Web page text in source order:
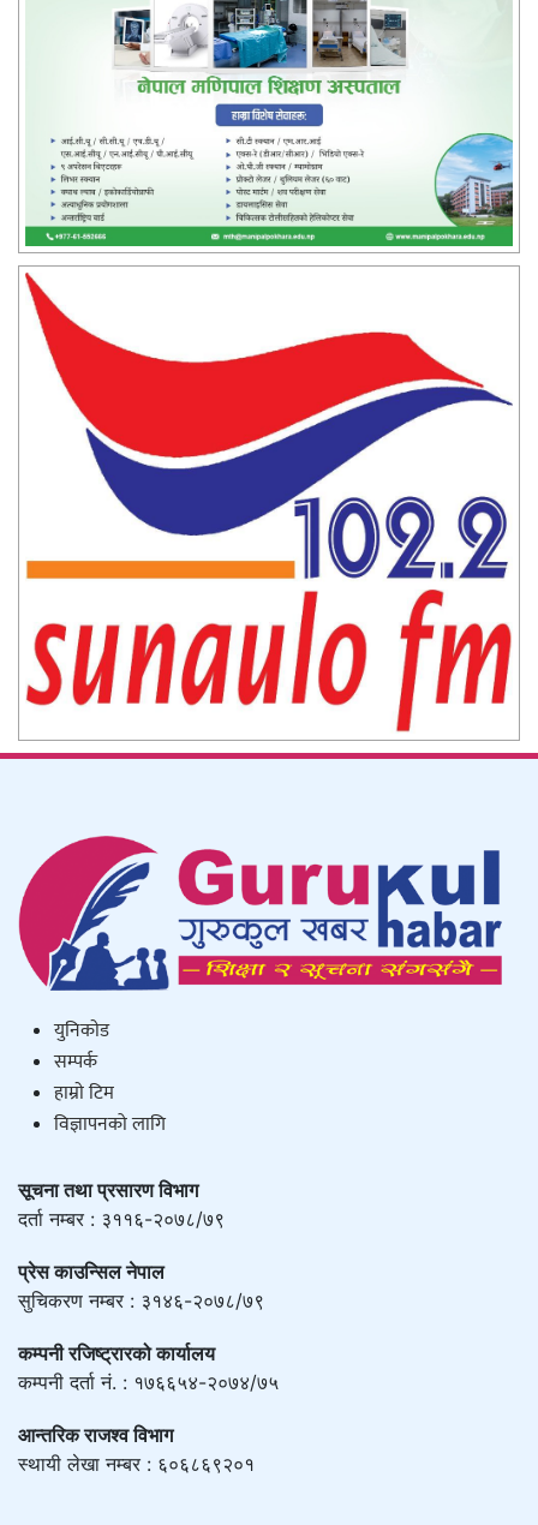
युनिकाेड
सम्पर्क
हाम्राे टिम
विज्ञापनको लागि
सूचना तथा प्रसारण विभाग
दर्ता नम्बर : ३११६-२०७८/७९
प्रेस काउन्सिल नेपाल
सुचिकरण नम्बर : ३१४६-२०७८/७९
कम्पनी रजिष्ट्रारको कार्यालय
कम्पनी दर्ता नं. : १७६६५४-२०७४/७५
आन्तरिक राजश्व विभाग
स्थायी लेखा नम्बर : ६०६८६९२०१